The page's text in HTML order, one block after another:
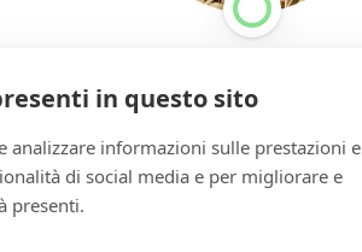
in questo sito
analizzare informazioni sulle prestazioni e
di social media e per migliorare e
presenti.